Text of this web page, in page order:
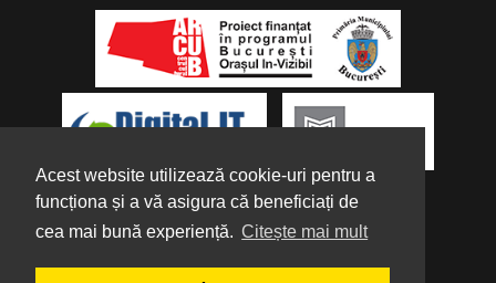
Acest website utilizează cookie-uri pentru a
funcționa și a vă asigura că beneficiați de
cea mai bună experiență. Citește mai mult